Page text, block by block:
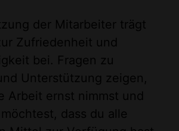
der Mitarbeiter trägt
Zufriedenheit und
bei. Fragen zu
Unterstützung zeigen,
Arbeit ernst nimmst und
dass du alle